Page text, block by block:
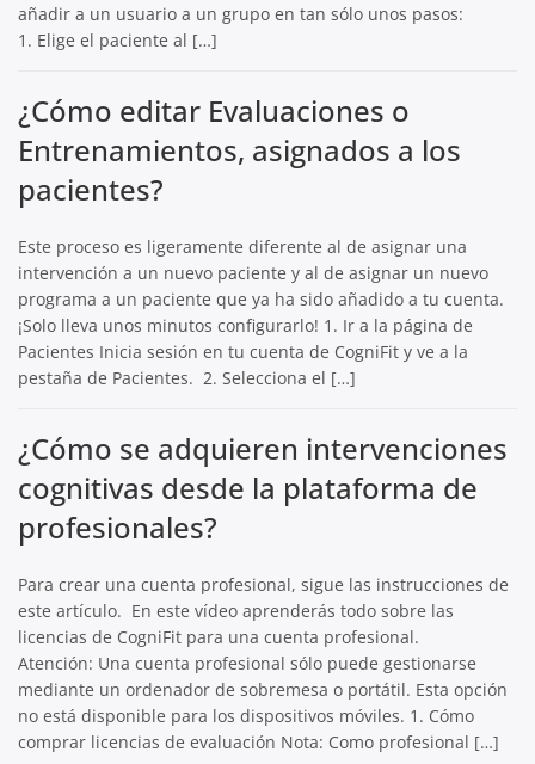
añadir a un usuario a un grupo en tan sólo unos pasos:
1. Elige el paciente al […]
¿Cómo editar Evaluaciones o
Entrenamientos, asignados a los
pacientes?
Este proceso es ligeramente diferente al de asignar una
intervención a un nuevo paciente y al de asignar un nuevo
programa a un paciente que ya ha sido añadido a tu cuenta.
¡Solo lleva unos minutos configurarlo! 1. Ir a la página de
Pacientes Inicia sesión en tu cuenta de CogniFit y ve a la
pestaña de Pacientes. 2. Selecciona el […]
¿Cómo se adquieren intervenciones
cognitivas desde la plataforma de
profesionales?
Para crear una cuenta profesional, sigue las instrucciones de
este artículo. En este vídeo aprenderás todo sobre las
licencias de CogniFit para una cuenta profesional.
Atención: Una cuenta profesional sólo puede gestionarse
mediante un ordenador de sobremesa o portátil. Esta opción
no está disponible para los dispositivos móviles. 1. Cómo
comprar licencias de evaluación Nota: Como profesional […]